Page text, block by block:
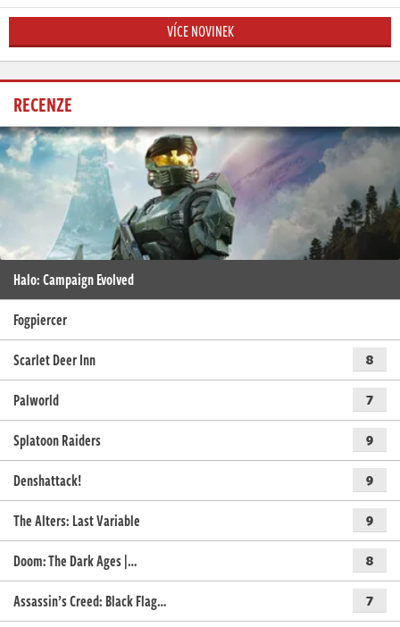
VÍCE NOVINEK
RECENZE
Halo: Campaign Evolved
Fogpiercer
Scarlet Deer Inn
8
Palworld 7
Splatoon Raiders 9
Denshattack! 9
The Alters: Last Variable 9
Doom: The Dark Ages |… 8
Assassin’s Creed: Black Flag… 7